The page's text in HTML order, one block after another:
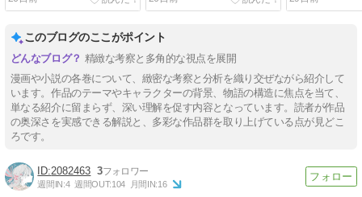
「転生の真実」
りヒカルの覚悟に震える理
このブログのここがポイント
精緻な考察と多角的な視点を展開
漫画や小説の各巻について、緻密な考察と分析を織り交ぜながら紹介して
います。作品のテーマやキャラクターの背景、物語の構造に焦点を当て、
単なる紹介に留まらず、深い理解を促す内容となっています。読者が作品
の奥深さを実感できる解説と、多彩な作品群を取り上げている点が見どこ
ろです。
2082463 3
週間IN:4 週間OUT:104 月間IN:16